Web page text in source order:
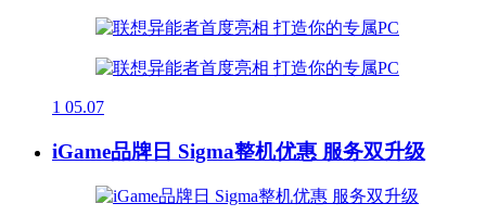
1 05.07
iGame品牌日 Sigma整机优惠 服务双升级